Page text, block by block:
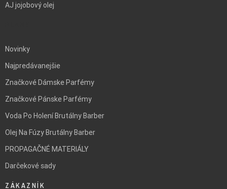
AJ jojobový olej
Novinky
Najpredávanejšie
Značkové Dámske Parfémy
Značkové Pánske Parfémy
Voda Po Holení Brutálny Barber
Olej Na Fúzy Brutálny Barber
PROPAGAČNÉ MATERIÁLY
Darčekové sady
ZÁKAZNÍK